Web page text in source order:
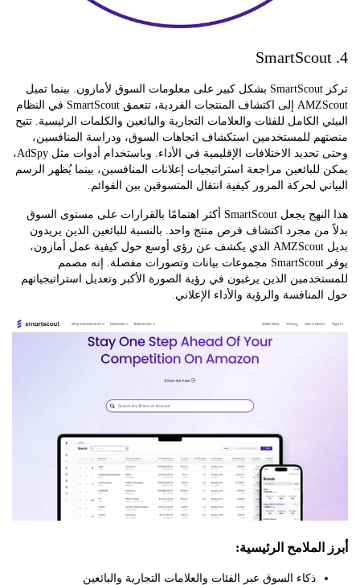
تركز SmartScout بشكل كبير على معلومات السوق لأمازون. بينما تميل
AMZScout إلى اكتشاف المنتجات الفردية، تتعمق SmartScout في النظام
الكامل للفئات والعلامات التجارية والبائعين والكلمات الرئيسية. تتيح
للمستخدمين استكشاف اتجاهات السوق، ودراسة المنافسين،
وحتى تحديد الاختلافات الإقليمية في الأداء. وباستخدام أدوات مثل AdSpy،
مراجعة استراتيجيات إعلانات المنافسين، بينما يُظهر الرسم
لحركة المرور كيفية انتقال المتسوقين بين القوائم.
هذا النهج يجعل SmartScout أكثر اهتمامًا بالقرارات على مستوى السوق
مجرد اكتشاف فرص منتج واحد. بالنسبة للبائعين الذين يريدون
بديل AMZScout الذي يكشف عن رؤى أوسع حول كيفية عمل أمازون،
يوفر SmartScout مجموعات بيانات وتصورات مفصلة. إنه مصمم
الذين يرغبون في رؤية الصورة الأكبر وتعديل استراتيجياتهم
والرؤية والأداء الإعلاني.
الرئيسية:
ذكاء السوق عبر الفئات والعلامات التجارية والبائعين